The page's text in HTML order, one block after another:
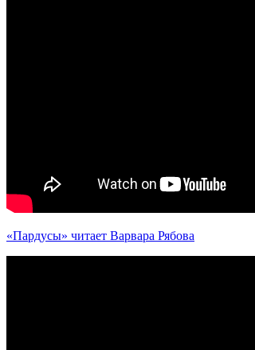
«Пардусы» читает Варвара Рябова